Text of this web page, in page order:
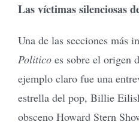
Las víctimas silenciosas
Una de las secciones más
Politico es sobre el origen
ejemplo claro fue una
estrella del pop, Billie
obsceno Howard Stern